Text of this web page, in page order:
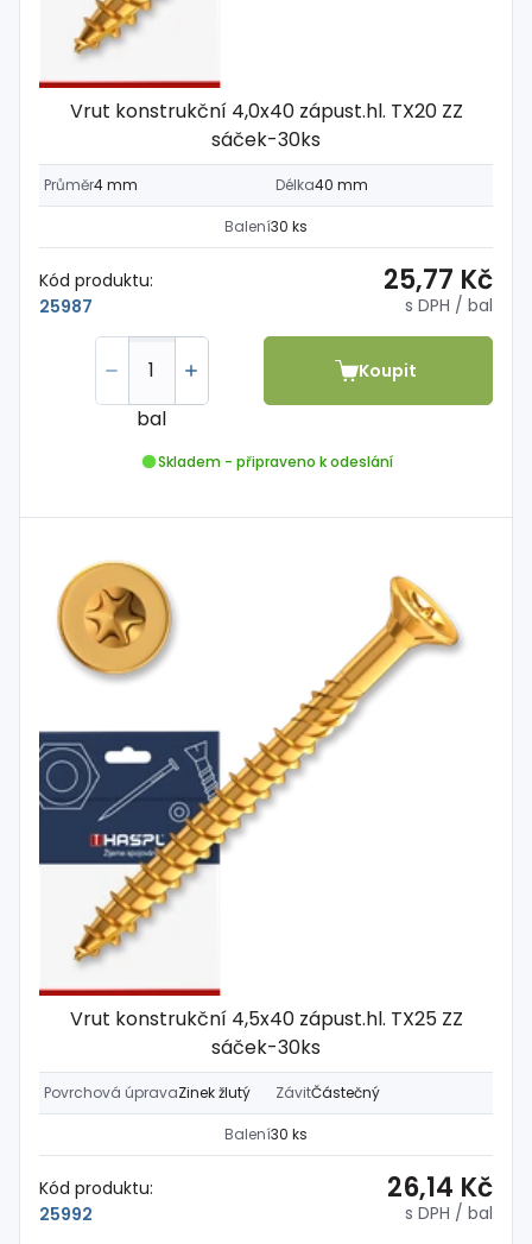
Vrut konstrukční 4,0x40 zápust.hl. TX20 ZZ
sáček-30ks
Průměr4 mm Délka40 mm
Balení30 ks
Kód produktu:
25987
25,77 Kč
s DPH / bal
bal
Koupit
Skladem - připraveno k odeslání
Vrut konstrukční 4,5x40 zápust.hl. TX25 ZZ
sáček-30ks
Povrchová úpravaZinek žlutý ZávitČástečný
Balení30 ks
Kód produktu:
25992
26,14 Kč
s DPH / bal